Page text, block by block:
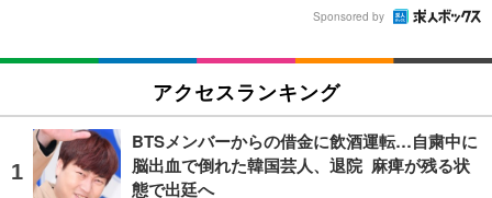
Sponsored by
アクセスランキング
BTSメンバーからの借金に飲酒運転…自粛中に
脳出血で倒れた韓国芸人、退院 麻痺が残る状
態で出廷へ